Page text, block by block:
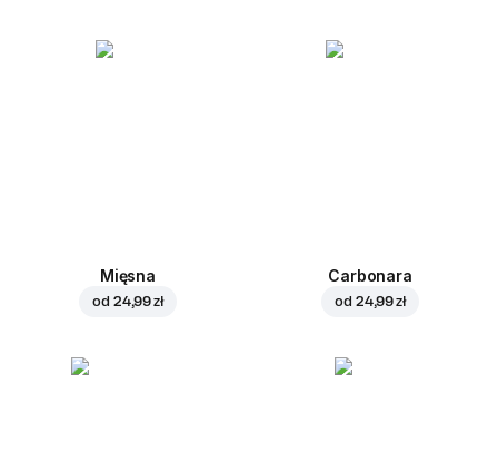
Mięsna
od 24,99 zł
Carbonara
od 24,99 zł